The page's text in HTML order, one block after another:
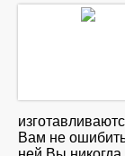
Вам не